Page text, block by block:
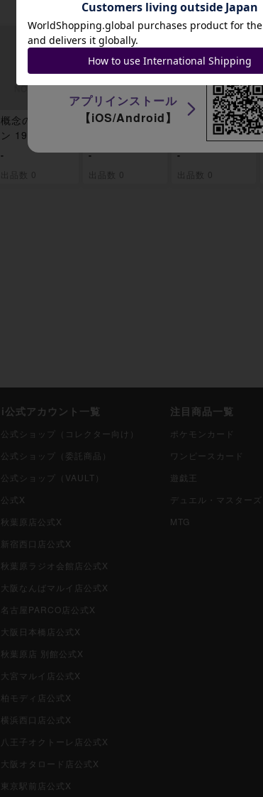
概念の雨 コモ
ン 193/259
-
出品数 0
イゼット副
レア 195/259
-
出品数 0
薔薇たてがみ
のケンタウル
ス コモン 197/
-
出品数 0
式アカウント一覧
式ショップ（コレクター向け）
式ショップ（委託商品）
式ショップ（VAULT）
式X
葉原店公式X
宿西口店公式X
葉原ラジオ会館店公式X
阪なんばマルイ店公式X
古屋PARCO店公式X
阪日本橋店公式X
葉原店 別館公式X
宮マルイ店公式X
モディ店公式X
浜西口店公式X
王子オクトーレ店公式X
阪オタロード店公式X
京駅前店公式X
注目商品一覧
ポケモンカード
ワンピースカード
遊戯王
デュエル・マスターズ
MTG
招待コード
JA9XS8
アプリインストール
【iOS/Android】